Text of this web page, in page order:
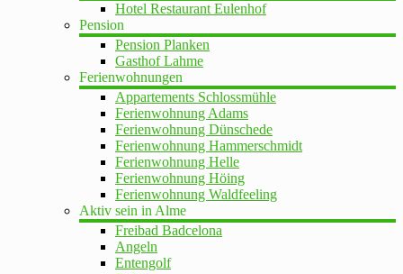
Hotel Restaurant Eulenhof
Pension
Pension Planken
Gasthof Lahme
Ferienwohnungen
Appartements Schlossmühle
Ferienwohnung Adams
Ferienwohnung Dünschede
Ferienwohnung Hammerschmidt
Ferienwohnung Helle
Ferienwohnung Höing
Ferienwohnung Waldfeeling
Aktiv sein in Alme
Freibad Badcelona
Angeln
Entengolf